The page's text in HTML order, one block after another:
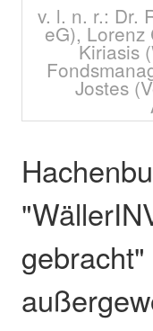
v. l. n. r.: Dr.
eG),
Kiriasis
Jostes